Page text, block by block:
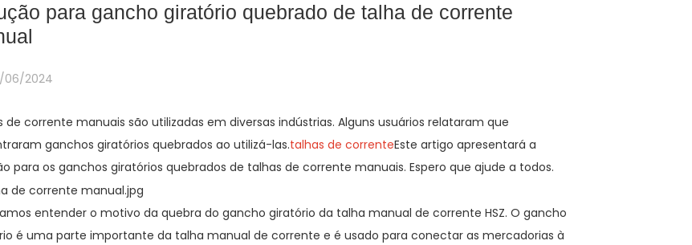
para gancho giratório quebrado de talha de corrente
06/2024
de corrente manuais são utilizadas em diversas indústrias. Alguns usuários relataram que
ganchos giratórios quebrados ao utilizá-las.talhas de correnteEste artigo apresentará a
para os ganchos giratórios quebrados de talhas de corrente manuais. Espero que ajude a todos.
entender o motivo da quebra do gancho giratório da talha manual de corrente HSZ. O gancho
é uma parte importante da talha manual de corrente e é usado para conectar as mercadorias à